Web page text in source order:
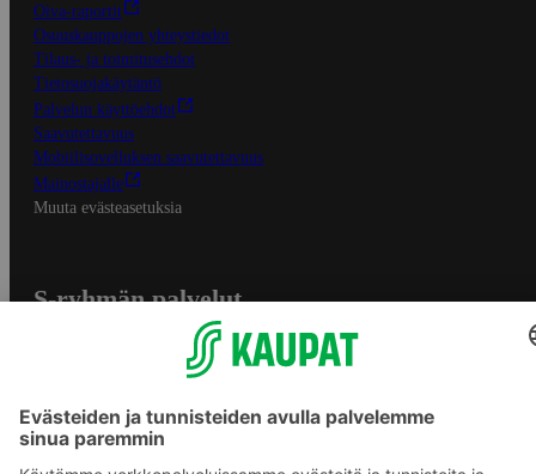
Oiva-raportit
Osuuskauppojen yhteystiedot
Tilaus- ja toimitusehdot
Tietosuojakäytäntö
Palvelun käyttöehdot
Saavutettavuus
Mobiilisovelluksen saavutettavuus
Mainostajalle
Muuta evästeasetuksia
S-ryhmän palvelut
Yhteishyvä Ruoka -sovellus
S-ostoslista -sovellus